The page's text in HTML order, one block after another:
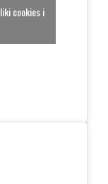
cookies i